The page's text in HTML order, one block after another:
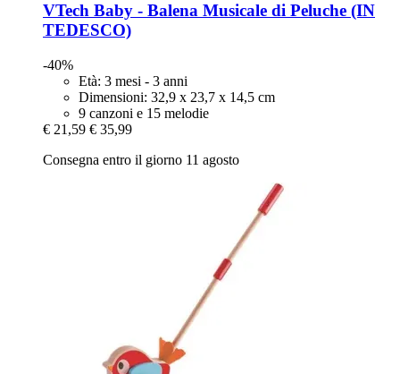
VTech Baby -​ Balena Musicale di Peluche (IN
TEDESCO)
-40%
Età: 3 mesi - 3 anni
Dimensioni: 32,9 x 23,7 x 14,5 cm
9 canzoni e 15 melodie
€ 21,59 € 35,99
Consegna entro il giorno 11 agosto